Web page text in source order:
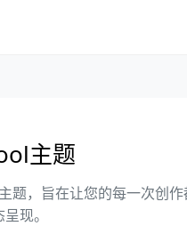
主题
题，旨在让您的每一次创
现。